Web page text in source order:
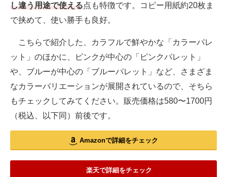
し違う用途で使える点も特徴です。コピー用紙約20枚ま
で挟めて、使い勝手も良好。
こちらで紹介した、カラフルで鮮やかな「カラーパレ
ット」のほかに、ピンクが中心の「ピンクパレット」
や、ブルーが中心の「ブルーパレット」など、さまざま
なカラーバリエーションが展開されているので、そちら
もチェックしてみてください。販売価格は580〜1700円
（税込、以下同）前後です。
Amazonで詳細をチェック
楽天で詳細をチェック